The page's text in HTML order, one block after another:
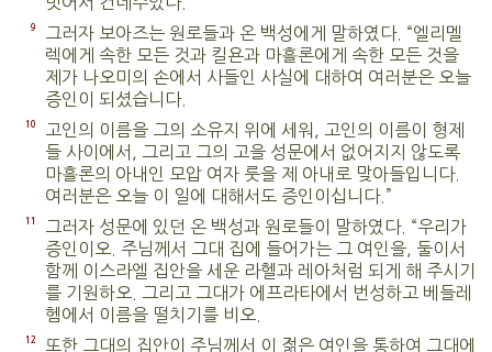
9
그러자 보아즈는 원로들과 온 백성에게 말하였다. “엘리멜
렉에게 속한 모든 것과 킬욘과 마흘론에게 속한 모든 것을
제가 나오미의 손에서 사들인 사실에 대하여 여러분은 오늘
증인이 되셨습니다.
10
고인의 이름을 그의 소유지 위에 세워, 고인의 이름이 형제
들 사이에서, 그리고 그의 고을 성문에서 없어지지 않도록
마흘론의 아내인 모압 여자 룻을 제 아내로 맞아들입니다.
여러분은 오늘 이 일에 대해서도 증인이십니다.”
11
그러자 성문에 있던 온 백성과 원로들이 말하였다. “우리가
증인이오. 주님께서 그대 집에 들어가는 그 여인을, 둘이서
함께 이스라엘 집안을 세운 라헬과 레아처럼 되게 해 주시기
를 기원하오. 그리고 그대가 에프라타에서 번성하고 베들레
헴에서 이름을 떨치기를 비오.
12
또한 그대의 집안이 주님께서 이 젊은 여인을 통하여 그대에